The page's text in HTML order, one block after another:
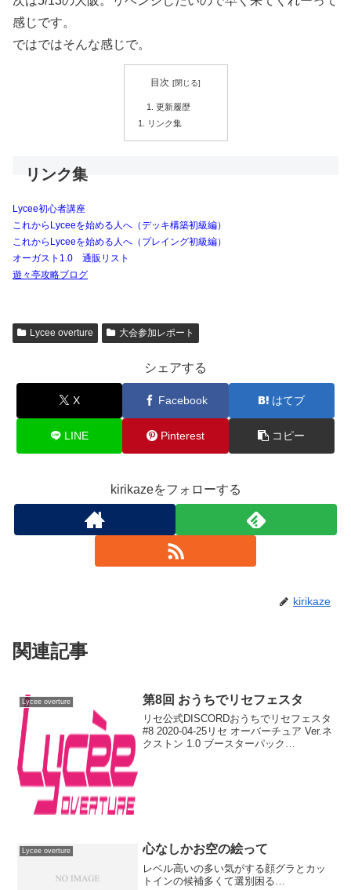
感じです。
ではではそんな感じで。
目次
更新履歴
リンク集
リンク集
Lycee初心者講座
これからLyceeを始める人へ（デッキ構築初級編）
これからLyceeを始める人へ（プレイング初級編）
オーガスト1.0 通販リスト
遊々亭攻略ブログ
Lycee overture 大会参加レポート
シェアする
X Facebook はてブ
LINE Pinterest コピー
kirikazeをフォローする
kirikaze
関連記事
Lycee overture 第8回 おうちでリセフェスタ
リセ公式DISCORDおうちでリセフェスタ
#8 2020-04-25リセ オーバーチュア Ver.ネ
クストン 1.0 ブースターパック
Lycee overture 心なしかお空の絵って
レベル高いの多い気がする顔グラとカッ
トインの候補多くて選別困る…